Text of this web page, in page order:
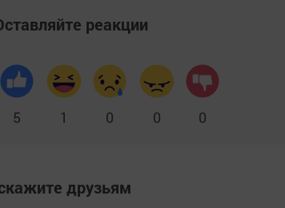
реакции
5 1 0 0 0
друзьям